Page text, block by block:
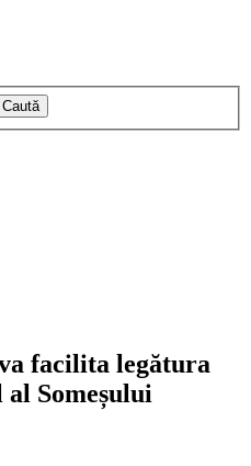
Caută
facilita legătura
al Someșului